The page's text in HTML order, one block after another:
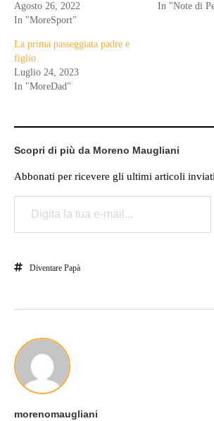
Agosto 26, 2022
In "MoreSport"
In "Note di
La prima passeggiata padre e
figlio
Luglio 24, 2023
In "MoreDad"
Scopri di più da Moreno Maugliani
Abbonati per ricevere gli ultimi articoli
Digita la tua e-mail...
Diventare Papà
morenomaugliani